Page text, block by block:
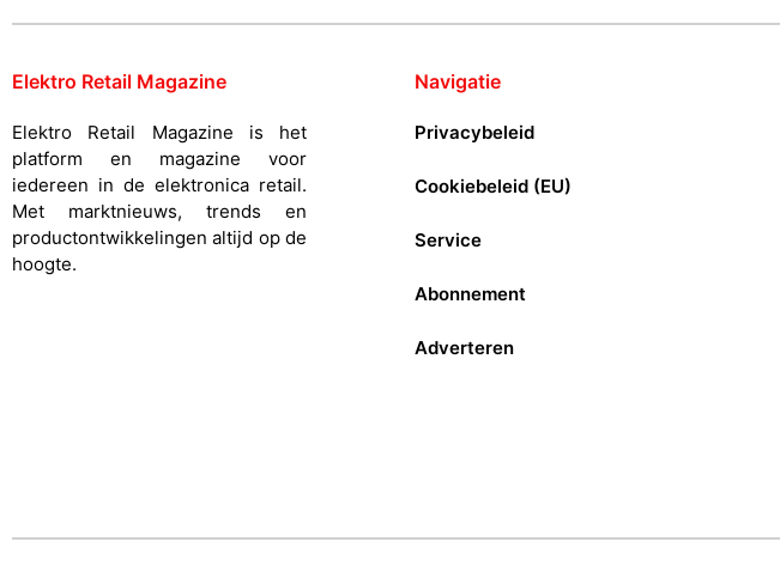
Elektro Retail Magazine Navigatie
Elektro Retail Magazine is het
platform en magazine voor
iedereen in de elektronica retail.
Met marktnieuws, trends en
productontwikkelingen altijd op de
hoogte.
Privacybeleid
Cookiebeleid (EU)
Service
Abonnement
Adverteren